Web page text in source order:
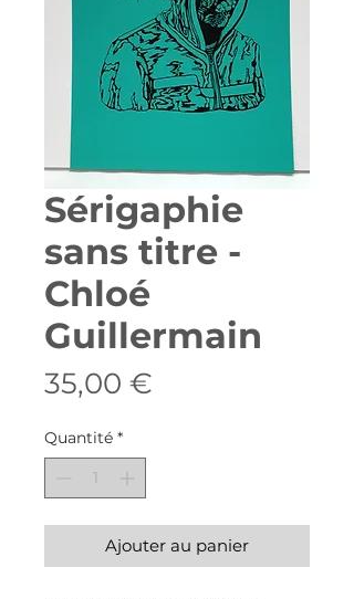
Sérigaphie
sans titre -
Chloé
Guillermain
35,00 €
Quantité *
Ajouter au panier